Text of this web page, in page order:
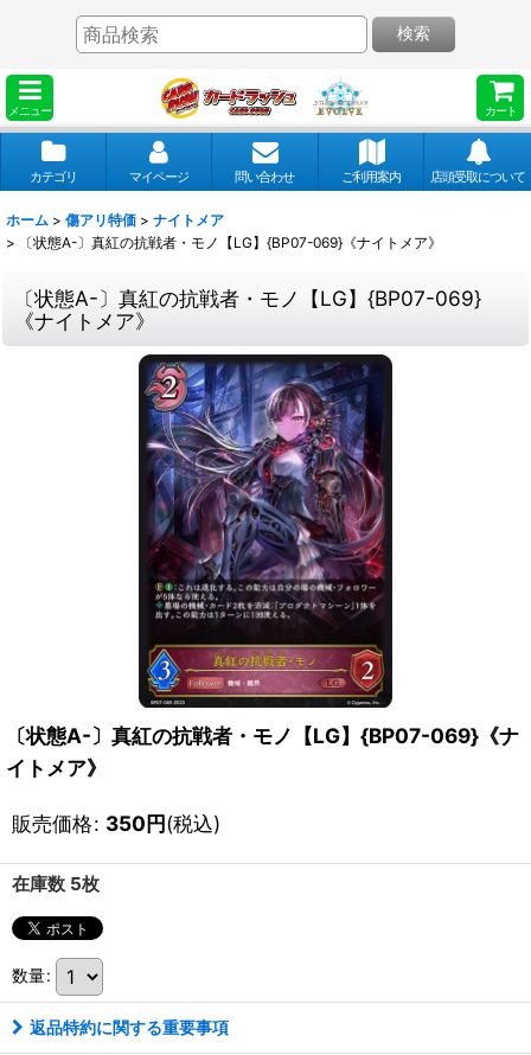
メニュー カート
検索
カテゴリ マイページ 問い合わせ ご利用案内 店頭受取について
ホーム > 傷アリ特価 > ナイトメア
>
〔状態A-〕真紅の抗戦者・モノ【LG】{BP07-069}《ナイトメア》
〔状態A-〕真紅の抗戦者・モノ【LG】{BP07-069}
《ナイトメア》
〔状態A-〕真紅の抗戦者・モノ【LG】{BP07-069}《ナ
イトメア》
販売価格: 350円(税込)
在庫数 5枚
数量:
返品特約に関する重要事項